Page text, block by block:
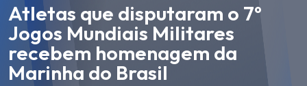
Atletas que disputaram o 7º
Jogos Mundiais Militares
recebem homenagem da
Marinha do Brasil